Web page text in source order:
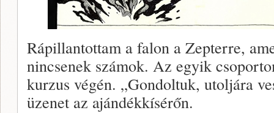
Rápillantottam a falon a Zepterre,
nincsenek számok. Az egyik
kurzus végén. „Gondoltuk, utoljára
üzenet az ajándékkísérőn.